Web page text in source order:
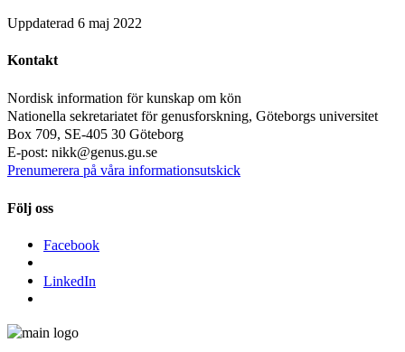
Uppdaterad 6 maj 2022
Kontakt
Nordisk information för kunskap om kön
Nationella sekretariatet för genusforskning, Göteborgs universitet
Box 709, SE-405 30 Göteborg
E-post: nikk@genus.gu.se
Prenumerera på våra informationsutskick
Följ oss
Facebook
LinkedIn